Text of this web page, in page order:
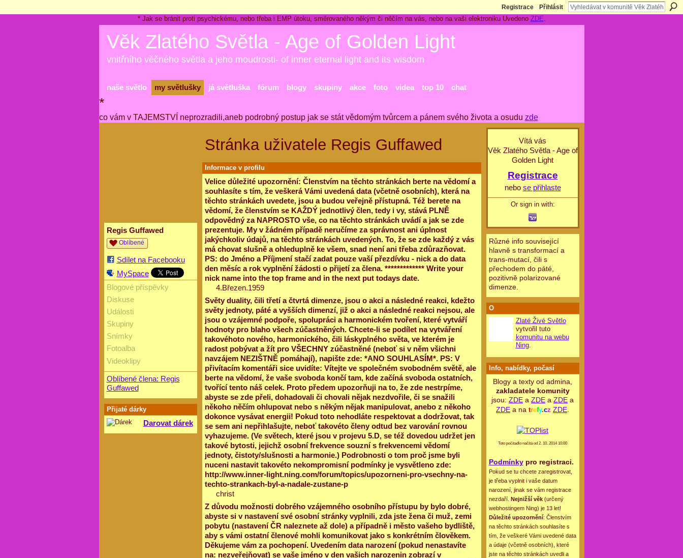
Registrace Přihlásit
* Jak se bránit proti psychickému, nebo třeba i EMP útoku, směrovaného někým či něčím na vás, nebo na vaši elektroniku Uvedeno ZDE.
Věk Zlatého Světla - Age of Golden Light
vnitřního věčného světla a jeho moudrosti- of inner eternal light and its wisdom
naše světlo my světlušky já světluška fórum blogy skupiny akce foto videa top 10 chat
*
co vám v TAJEMSTVÍ neprozradili,aneb podrobný postup jak se stát vědomým tvůrcem a pánem svého života a osudu zde
Regis Guffawed
Oblíbené
Sdílet na Facebooku
MySpace
Blogové příspěvky
Diskuse
Události
Skupiny
Snímky
Fotoalba
Videoklipy
Oblíbené člena: Regis
Guffawed
Přijaté dárky
Darovat dárek
Stránka uživatele Regis Guffawed
Informace v profilu
Velice důležité upozornění: Členstvím na těchto stránkách berte na vědomí a
souhlasíte s tím, že veškerá Vámi uvedená data (včetně osobních), která na
těchto stránkách uvedete, jsou a budou veřejně přístupná. Též berete na
vědomí, že členstvím se KAŽDÝ jednotlivý člen, tedy i vy, stává PLNĚ
odpovědný za NAPROSTO vše, co na těchto stránkách uvádí a jak se zde
prezentuje. My v žádném případě neručíme za správnost ani úplnost
jakýchkoliv údajů, na těchto stránkách uvedených. To, že se zde každý z vás
má chovat slušně a ohleduplně ke všem, snad není ani třeba zdůrazňovat.
PS: do Jméno a Příjmení stačí zadat pouze vaší přezdívku - nick a do data
den měsíc a rok vyplnění žádosti o přijetí za člena. ************* Write your
nick name into the top frame and in the next put todays date.
4.Březen.1959
Světy duality, čili třetí a čtvrtá dimenze, jsou o akci a následné reakci, kdežto
světy jednoty, páté a vyšších dimenzí, již o akci a následné reakci nejsou, ale
jsou o vzájemné podpoře, spolupráci a harmonickém tvoření, které vytváří
hodnoty pro blaho všech zúčastněných. Chcete-li se podílet na vytváření
takovéhoto nového, harmonického, čili láskyplného světa, ve kterém je
radost pobývat a žít pro VŠECHNY zúčastněné (neboť si v něm všichni
navzájem NEZIŠTNĚ pomáhají), napište zde: *ANO SOUHLASÍM*. PS: V
přivítacím komentáři sice uvidíte: Vítejte ve společném svobodném světě, ale
berte na vědomí, že vaše svoboda končí tam, kde začíná svoboda ostatních,
tvořící tento náš celek. Proto předem upozorňuji na to, že zde nestrpíme,
abyste se zde přeli, dohadovali či chovali nějak nezdvořile, či se snažili
někoho něčím ohlupovat nebo s někým nějak manipulovat, anebo z někoho
dokonce vysávat energii! Pokud toto nehodláte respektovat a dodržovat, tak
se sem ani nepřihlašujte, neboť takovéto členy odtud bez varování rovnou
vyhazujeme. (Ve světech, které jsou v projevu 5.D, se též dovedou udržet jen
takové bytosti, jejichž osobní frekvence souzní s frekvencemi vědomí
jednoty, čistoty/slušnosti a harmonie.) Podrobnosti o tom proč jsme byli
nuceni nastavit takovéto nekompromisní podmínky je vysvětleno zde:
http://www.inner-light.ning.com/forum/topics/upozorneni-pro-vsechny-na-
techto-strankach-byl-a-nadale-zustane-p
christ
Z důvodu možnosti dobrého vzájemného osobního přístupu by bylo dobré,
abyste si v nastavení své osobní stránky vyplnili, zda jste žena či muž, zemi
pobytu (nastavení ČR naleznete až dole) a případně i město vašeho bydliště,
aby s vámi ostatní členové mohli komunikovat jako s konkrétním člověkem.
Děkujeme vám za pochopení. Uvedením data narození (pokud nenastavíte
na: nezveřejňovat) se vaše jméno v den vašich narozenin zobrazí v
Vítá vás
Věk Zlatého Světla - Age of
Golden Light
Registrace
nebo se přihlaste
Or sign in with:
Různé info související
hlavně s transformací a
trans-mutací, čili s
přechodem do páté,
pozitivně polarizované
dimenze.
O
Zlaté Živé Světlo
vytvořil tuto
komunitu na webu
Ning.
Info, nabídky, počasí
Blogy a texty od admina,
zakladatele komunity
jsou: ZDE a ZDE a ZDE a
ZDE a na trefy.cz ZDE
Toto počítadlo načítá od 2. 10. 2014 10:00
Podmínkypro registraci.
Pokud se tu chcete zaregistrovat,
je třeba vyplnit i vaše datum
narození, jinak se vám registrace
nezdaří. Nejnižší věk(určený
webhostingem Ning) je 13 let!
Důležité upozornění: Členstvím
na těchto stránkách souhlasíte s
tím, že veškeré Vámi uvedené data
a údaje (včetně osobních), které
jste na těchto stránkách uvedli a